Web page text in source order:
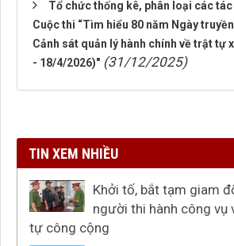
Tổ chức thống kê, phân loại các
Cuộc thi “Tìm hiểu 80 năm Ngày
Cảnh sát quản lý hành chính về trật tự
- 18/4/2026)" (31/12/2025)
TIN XEM NHIỀU
Khởi tố, bắt tạm giam
người thi hành công vụ
tự công cộng